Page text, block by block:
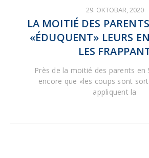
29. OKTOBAR, 2020
LA MOITIÉ DES
«ÉDUQUENT» LEURS
LES
Près de la moitié des parents en
encore que «les coups sont
appliquent la